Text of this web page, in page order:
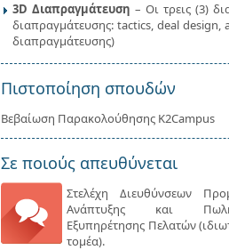
3D Διαπραγμάτευση – Οι τρεις (3)
διαπραγμάτευσης: tactics, deal design,
διαπραγμάτευσης)
Πιστοποίηση σπουδών
Βεβαίωση Παρακολούθησης K2Campus
Σε ποιούς απευθύνεται
Στελέχη Διευθύνσεων
Ανάπτυξης και
Εξυπηρέτησης Πελατών
τομέα).